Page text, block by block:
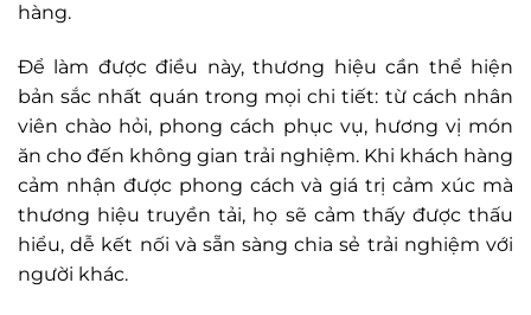
hàng.
Để làm được điều này, thương hiệu cần thể hiện
bản sắc nhất quán trong mọi chi tiết: từ cách nhân
viên chào hỏi, phong cách phục vụ, hương vị món
ăn cho đến không gian trải nghiệm. Khi khách hàng
cảm nhận được phong cách và giá trị cảm xúc mà
thương hiệu truyền tải, họ sẽ cảm thấy được thấu
hiểu, dễ kết nối và sẵn sàng chia sẻ trải nghiệm với
người khác.